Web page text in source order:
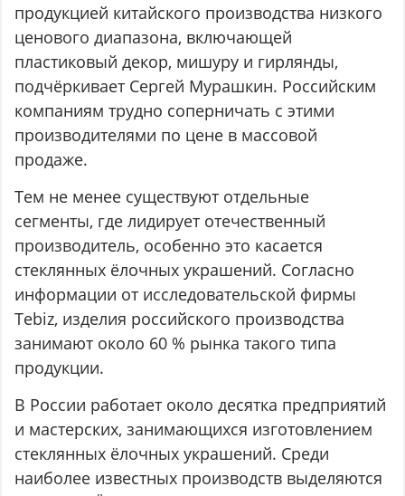
продукцией китайского производства низкого
ценового диапазона, включающей
пластиковый декор, мишуру и гирлянды,
подчёркивает Сергей Мурашкин. Российским
компаниям трудно соперничать с этими
производителями по цене в массовой
продаже.
Тем не менее существуют отдельные
сегменты, где лидирует отечественный
производитель, особенно это касается
стеклянных ёлочных украшений. Согласно
информации от исследовательской фирмы
Tebiz, изделия российского производства
занимают около 60 % рынка такого типа
продукции.
В России работает около десятка предприятий
и мастерских, занимающихся изготовлением
стеклянных ёлочных украшений. Среди
наиболее известных производств выделяются